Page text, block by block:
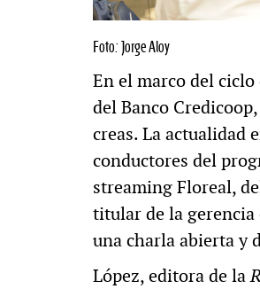
Foto: Jorge Aloy
En el marco del
del Banco
creas. La actualidad
conductores del
streaming Floreal,
titular de la gerencia
una charla abierta y
López, editora de la